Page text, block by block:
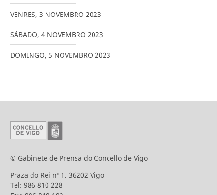
VENRES, 3 NOVEMBRO 2023
SÁBADO, 4 NOVEMBRO 2023
DOMINGO, 5 NOVEMBRO 2023
© Gabinete de Prensa do Concello de Vigo
Praza do Rei nº 1. 36202 Vigo
Tel: 986 810 228